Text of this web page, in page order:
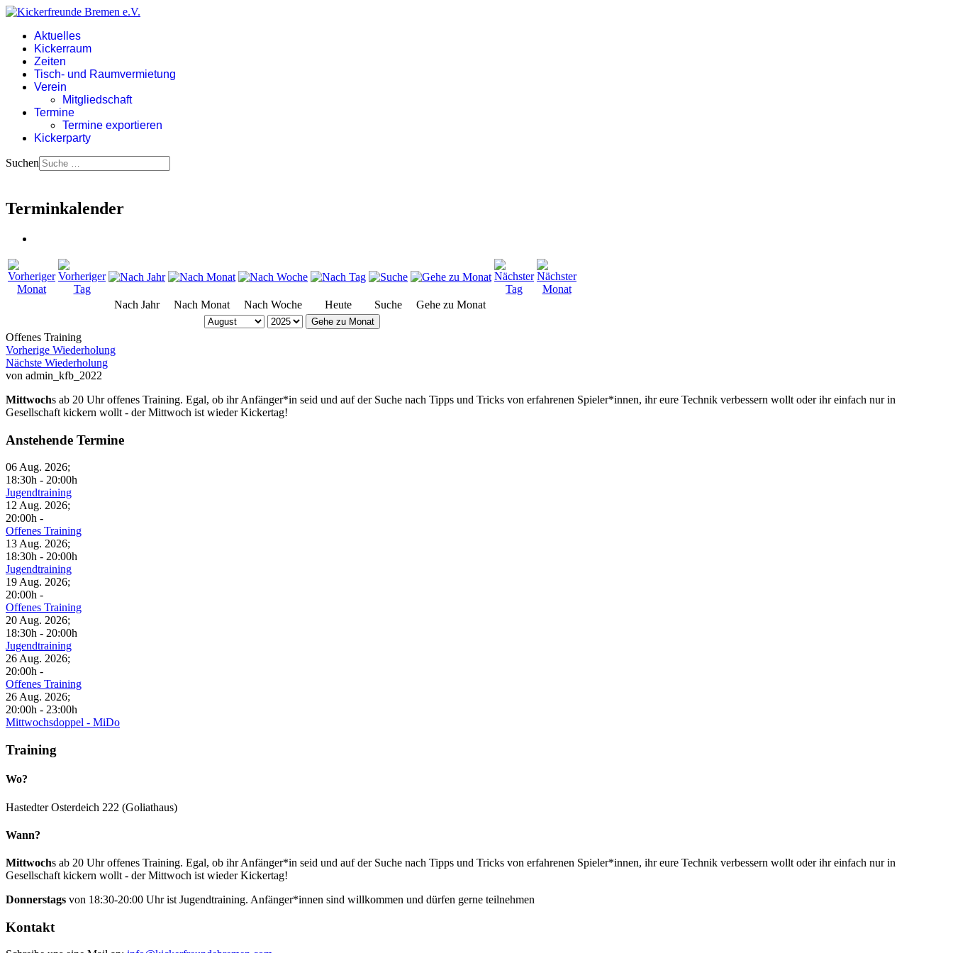
Aktuelles
Kickerraum
Zeiten
Tisch- und Raumvermietung
Verein
Mitgliedschaft
Termine
Termine exportieren
Kickerparty
Suchen
Terminkalender
Nach Jahr Nach Monat Nach Woche Heute Suche Gehe zu Monat
Gehe zu Monat
Offenes Training
Vorherige Wiederholung
Nächste Wiederholung
von admin_kfb_2022
Mittwochs ab 20 Uhr offenes Training. Egal, ob ihr Anfänger*in seid und auf der Suche nach Tipps und Tricks von erfahrenen Spieler*innen, ihr eure Technik verbessern wollt oder ihr einfach nur in
Gesellschaft kickern wollt - der Mittwoch ist wieder Kickertag!
Anstehende Termine
06 Aug. 2026;
18:30h - 20:00h
Jugendtraining
12 Aug. 2026;
20:00h -
Offenes Training
13 Aug. 2026;
18:30h - 20:00h
Jugendtraining
19 Aug. 2026;
20:00h -
Offenes Training
20 Aug. 2026;
18:30h - 20:00h
Jugendtraining
26 Aug. 2026;
20:00h -
Offenes Training
26 Aug. 2026;
20:00h - 23:00h
Mittwochsdoppel - MiDo
Training
Wo?
Hastedter Osterdeich 222 (Goliathaus)
Wann?
Mittwochs ab 20 Uhr offenes Training. Egal, ob ihr Anfänger*in seid und auf der Suche nach Tipps und Tricks von erfahrenen Spieler*innen, ihr eure Technik verbessern wollt oder ihr einfach nur in
Gesellschaft kickern wollt - der Mittwoch ist wieder Kickertag!
Donnerstags von 18:30-20:00 Uhr ist Jugendtraining. Anfänger*innen sind willkommen und dürfen gerne teilnehmen
Kontakt